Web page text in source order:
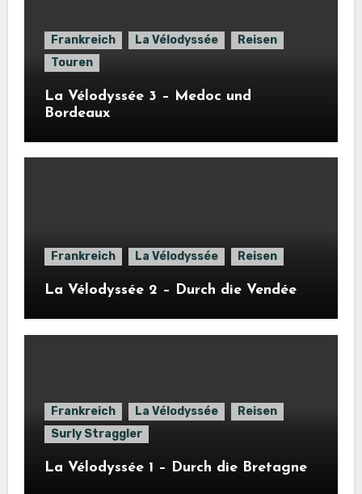
Frankreich La Vélodyssée
Reisen
Touren
La Vélodyssée 3 – Medoc und
Bordeaux
Frankreich La Vélodyssée Reisen
La Vélodyssée 2 – Durch die Vendée
Frankreich La Vélodyssée
Reisen
Surly Straggler
La Vélodyssée 1 – Durch die Bretagne